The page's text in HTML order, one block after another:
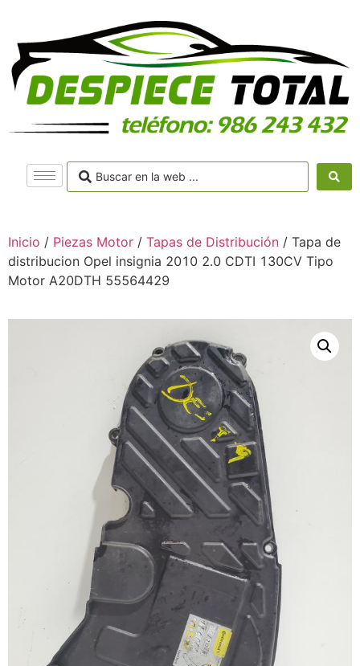
Inicio / Piezas Motor / Tapas de Distribución / Tapa de
distribucion Opel insignia 2010 2.0 CDTI 130CV Tipo
Motor A20DTH 55564429